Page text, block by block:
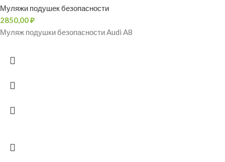
Муляжи подушек безопасности
2850,00₽
Муляж подушки безопасности Audi A8